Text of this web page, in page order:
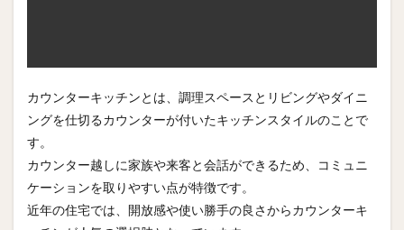
カウンターキッチンとは、調理スペースとリビングやダイニ
ングを仕切るカウンターが付いたキッチンスタイルのことで
す。
カウンター越しに家族や来客と会話ができるため、コミュニ
ケーションを取りやすい点が特徴です。
近年の住宅では、開放感や使い勝手の良さからカウンターキ